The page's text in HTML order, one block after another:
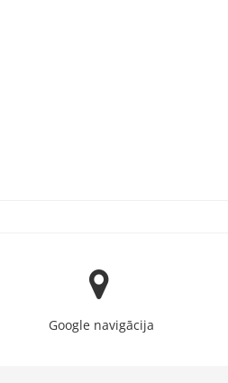
Google navigācija